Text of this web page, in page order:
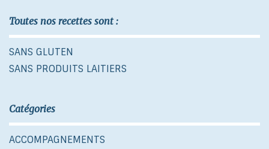
Toutes nos recettes sont :
SANS GLUTEN
SANS PRODUITS LAITIERS
Catégories
ACCOMPAGNEMENTS